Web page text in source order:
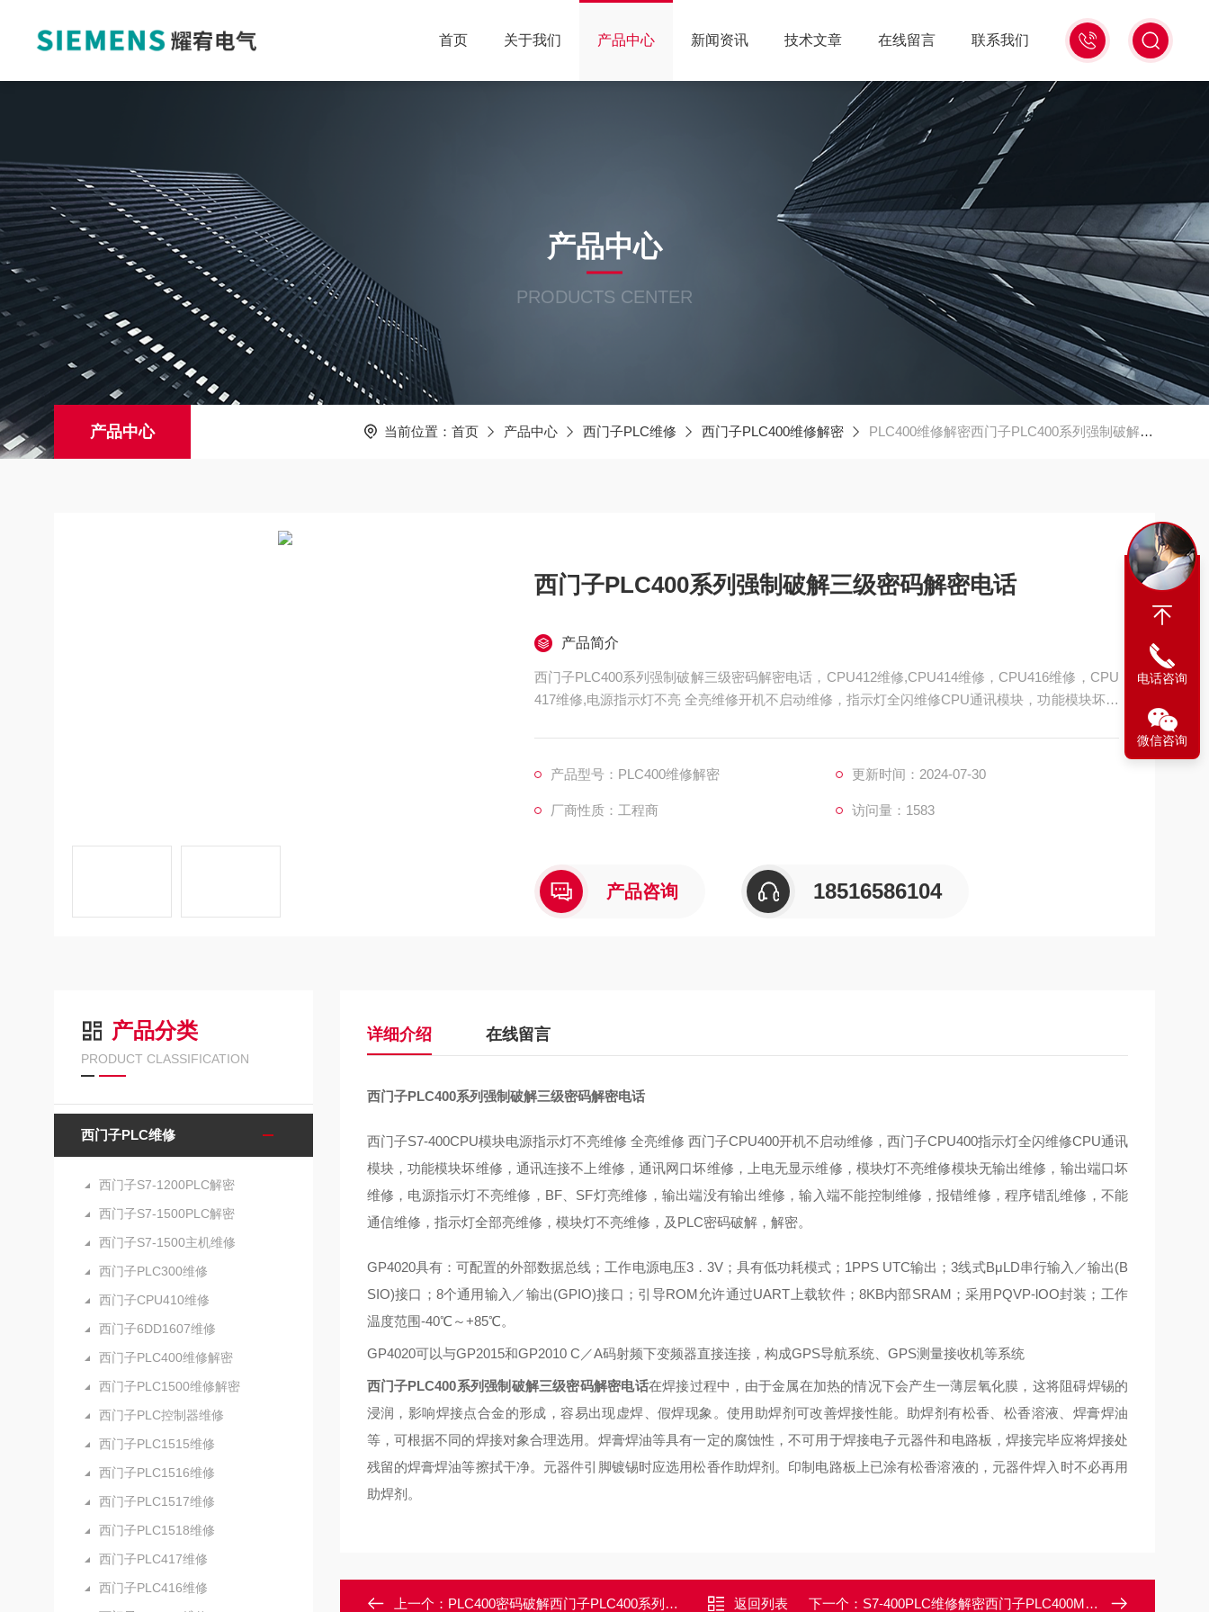
18516586104
微
首页 关于我们 产品中心 新闻资讯 技术文章 在线留言 联系我们
产品中心
PRODUCTS CENTER
产品中心 当前位置： 首页 产品中心 西门子PLC维修 西门子PLC400维修解密 PLC400维修解密西门子PLC400系列强制破解三级密码解密电话
西门子PLC400系列强制破解三级密码解密电话
产品简介
西门子PLC400系列强制破解三级密码解密电话，CPU412维修,CPU414维修，CPU416维修，CPU
417维修,电源指示灯不亮 全亮维修开机不启动维修，指示灯全闪维修CPU通讯模块，功能模块坏维
维修，报错维修，程序错乱
产品型号：PLC400维修解密 更新时间：2024-07-30
厂商性质：工程商 访问量：1583
产品咨询 18516586104
产品分类
PRODUCT CLASSIFICATION
西门子PLC维修
西门子S7-1200PLC解密
西门子S7-1500PLC解密
西门子S7-1500主机维修
西门子PLC300维修
西门子CPU410维修
西门子6DD1607维修
西门子PLC400维修解密
西门子PLC1500维修解密
西门子PLC控制器维修
西门子PLC1515维修
西门子PLC1516维修
西门子PLC1517维修
西门子PLC1518维修
西门子PLC417维修
西门子PLC416维修
详细介绍 在线留言
西门子PLC400系列强制破解三级密码解密电话
西门子S7-400CPU模块电源指示灯不亮维修 全亮维修 西门子CPU400开机不启动维修，西门子CPU400指示灯全闪维修CPU通讯
模块，功能模块坏维修，通讯连接不上维修，通讯网口坏维修，上电无显示维修，模块灯不亮维修模块无输出维修，输出端口坏
维修，电源指示灯不亮维修，BF、SF灯亮维修，输出端没有输出维修，输入端不能控制维修，报错维修，程序错乱维修，不能
通信维修，指示灯全部亮维修，模块灯不亮维修，及PLC密码破解，解密。
GP4020具有：可配置的外部数据总线；工作电源电压3．3V；具有低功耗模式；1PPS UTC输出；3线式BμLD串行输入／输出(B
SIO)接口；8个通用输入／输出(GPIO)接口；引导ROM允许通过UART上载软件；8KB内部SRAM；采用PQVP-lOO封装；工作
温度范围-40℃～+85℃。
GP4020可以与GP2015和GP2010 C／A码射频下变频器直接连接，构成GPS导航系统、GPS测量接收机等系统
西门子PLC400系列强制破解三级密码解密电话在焊接过程中，由于金属在加热的情况下会产生一薄层氧化膜，这将阻碍焊锡的
浸润，影响焊接点合金的形成，容易出现虚焊、假焊现象。使用助焊剂可改善焊接性能。助焊剂有松香、松香溶液、焊膏焊油
等，可根据不同的焊接对象合理选用。焊膏焊油等具有一定的腐蚀性，不可用于焊接电子元器件和电路板，焊接完毕应将焊接处
残留的焊膏焊油等擦拭干净。元器件引脚镀锡时应选用松香作助焊剂。印制电路板上已涂有松香溶液的，元器件焊入时不必再用
助焊剂。
上一个： PLC400密码破解西门子PLC400系列MC内存卡强制密码破解成功 返回列表 下一个： S7-400PLC维修解密西门子PLC400MC卡三级密码破解/当天完成
电话咨询
微信咨询